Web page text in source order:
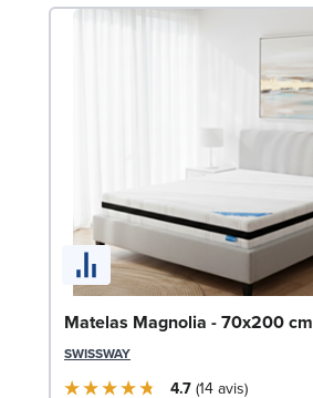
Matelas Magnolia - 70x200 cm
SWISSWAY
4.7 14 avis